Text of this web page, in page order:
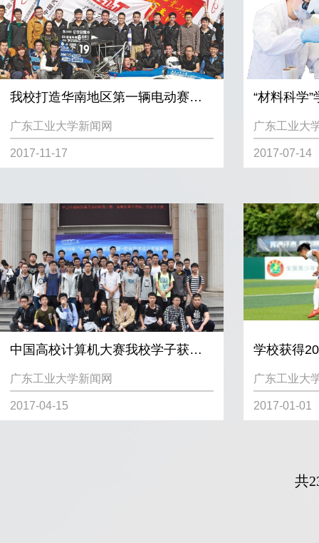
我校打造华南地区第一辆电动赛车，FSAE车队获2017中国大学生电动方程式大赛全国亚军
广东工业大学新闻网
2017-11-17
广东工业大
2017-07-14
中国高校计算机大赛我校学子获金奖
广东工业大学新闻网
2017-04-15
广东工业大
2017-01-01
共